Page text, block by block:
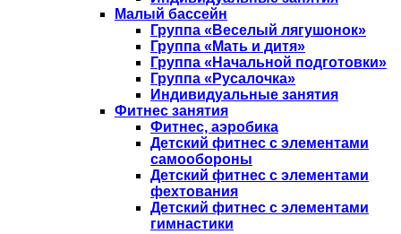
Малый бассейн
Группа «Веселый лягушонок»
Группа «Мать и дитя»
Группа «Начальной подготовки»
Группа «Русалочка»
Индивидуальные занятия
Фитнес занятия
Фитнес, аэробика
Детский фитнес с элементами
самообороны
Детский фитнес с элементами
фехтования
Детский фитнес с элементами
гимнастики